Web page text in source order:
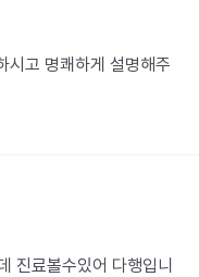
시고 명쾌하게 설명해주
진료볼수있어 다행입니